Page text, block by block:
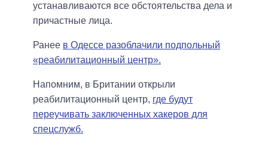
устанавливаются все обстоятельства дела и
причастные лица.
Ранее в Одессе разоблачили подпольный
«реабилитационный центр».
Напомним, в Британии открыли
реабилитационный центр, где будут
переучивать заключенных хакеров для
спецслужб.